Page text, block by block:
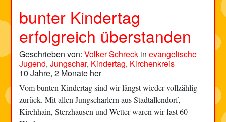
bunter Kindertag
erfolgreich überstanden
Geschrieben von:Volker Schreck inevangelische
Jugend,Jungschar, Kindertag, Kirchenkreis
10 Jahre, 2 Monate her
Vom bunten Kindertag sind wir längst wieder vollzählig
zurück. Mit allen Jungscharlern aus Stadtallendorf,
Kirchhain, Sterzhausen und Wetter waren wir fast 60